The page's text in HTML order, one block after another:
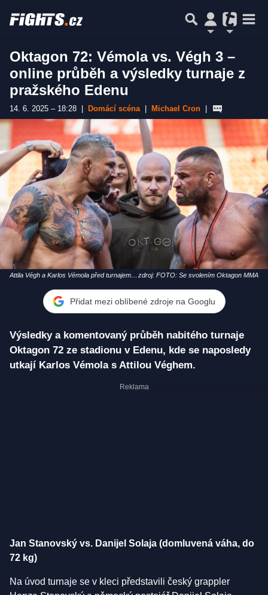
Oktagon 72: Vémola vs. Végh 3 –
online průběh a výsledky turnaje z
pražského Edenu
14. 6. 2025 – 18:28 Domácí scéna Michael Cron
Attila Végh a Karlos Vémola před turnajem
zdroj: FOTO: Se svolením Oktagon MMA
Přidat mezi oblíbené zdroje na Googlu
Výsledky a komentovaný průběh nabitého turnaje
Oktagon 72 ze stadionu v Edenu, kde se naposledy
utkají Karlos Vémola s Attilou Véghem.
Jan Stanovský vs. Danijel Solaja (domluvená váha, do
72 kg)
Na úvod turnaje se v kleci představili český grappler